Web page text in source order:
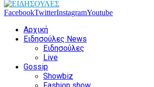
FacebookTwitterInstagramYoutube
Αρχική
Ειδησούλες News
Ειδησούλες
Live
Gossip
Showbiz